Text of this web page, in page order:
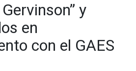
y
en
con el GAES